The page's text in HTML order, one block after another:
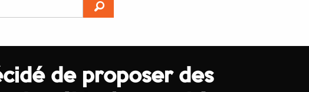
de proposer des